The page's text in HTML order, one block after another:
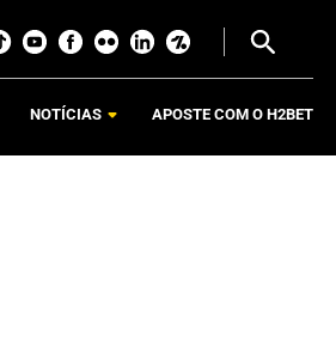
NOTÍCIAS APOSTE COM O H2BET